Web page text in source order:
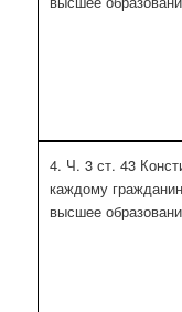
4. Ч. 3 ст. 43
каждому
высшее